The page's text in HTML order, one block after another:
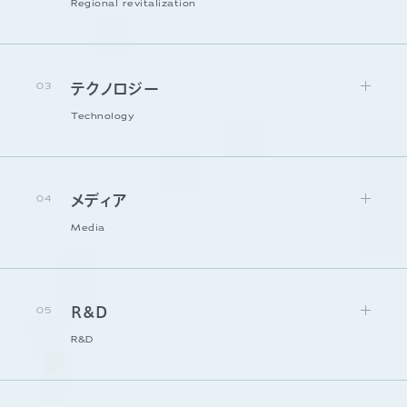
Regional revitalization
03 テクノロジー
Technology
04 メディア
Media
05 R&D
R&D